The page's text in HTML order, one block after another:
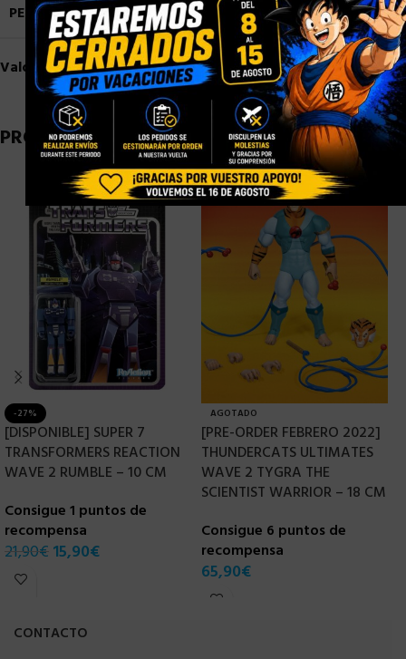
PESO
1,5 kg
Valoraciones (0)
PRODUCTOS RELACIONADOS
-27%
[DISPONIBLE] SUPER 7
TRANSFORMERS REACTION
WAVE 2 RUMBLE – 10 CM
Consigue 1 puntos de
recompensa
21,90€ 15,90€
AGOTADO
[PRE-ORDER FEBRERO 2022]
THUNDERCATS ULTIMATES
WAVE 2 TYGRA THE
SCIENTIST WARRIOR – 18 CM
Consigue 6 puntos de
recompensa
65,90€
CONTACTO